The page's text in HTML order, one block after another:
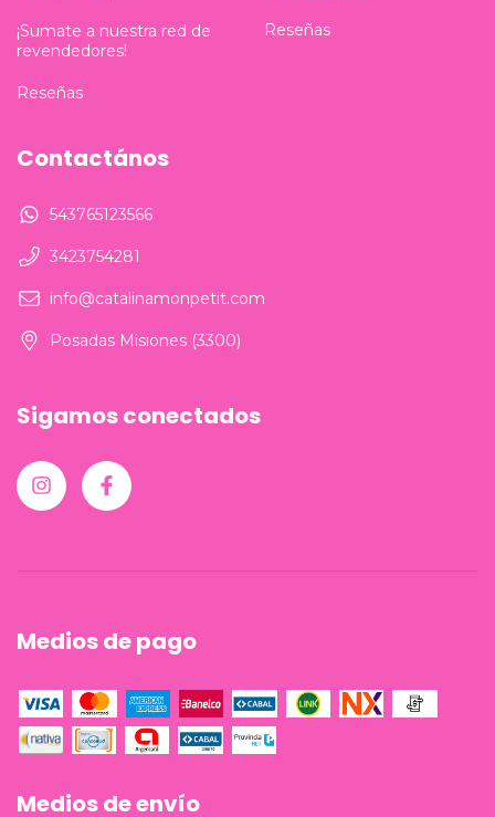
¡Sumate a nuestra red de
revendedores!
Reseñas
Reseñas
Contactános
543765123566
3423754281
info@catalinamonpetit.com
Posadas Misiones (3300)
Sigamos conectados
Medios de pago
Medios de envío